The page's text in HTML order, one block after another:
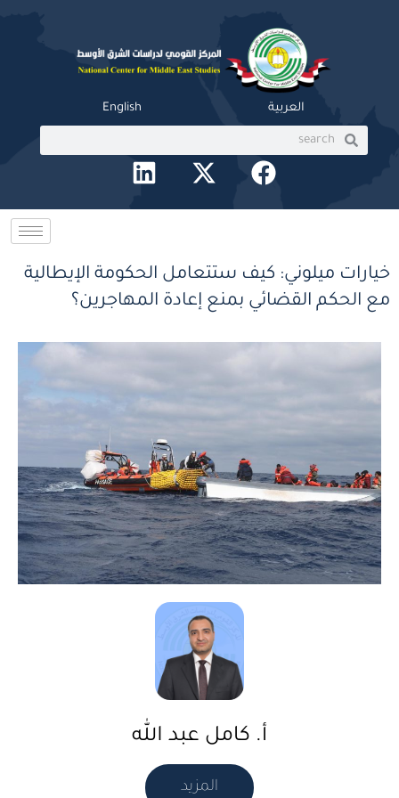
العربية English
Search
Search
F
a
c
b
o
o
k
X
t
i
t
t
e
L
i
n
e
d
n
خيارات ميلوني: كيف ستتعامل الحكومة الإيطالية
مع الحكم القضائي بمنع إعادة المهاجرين؟
أ. كامل عبد الله
المزيد